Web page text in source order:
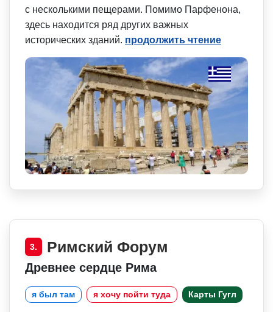
с несколькими пещерами. Помимо Парфенона,
здесь находится ряд других важных
исторических зданий. продолжить чтение
3. Римский Форум
Древнее сердце Рима
я был там я хочу пойти туда Карты Гугл